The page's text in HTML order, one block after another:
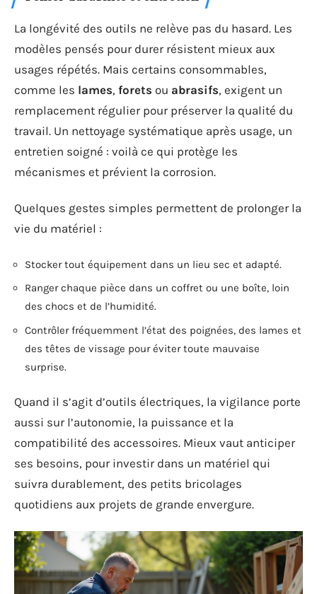
La longévité des outils ne relève pas du hasard. Les
modèles pensés pour durer résistent mieux aux
usages répétés. Mais certains consommables,
comme les lames, forets ou abrasifs, exigent un
remplacement régulier pour préserver la qualité du
travail. Un nettoyage systématique après usage, un
entretien soigné : voilà ce qui protège les
mécanismes et prévient la corrosion.
Quelques gestes simples permettent de prolonger la
vie du matériel :
Stocker tout équipement dans un lieu sec et adapté.
Ranger chaque pièce dans un coffret ou une boîte, loin
des chocs et de l’humidité.
Contrôler fréquemment l’état des poignées, des lames et
des têtes de vissage pour éviter toute mauvaise
surprise.
Quand il s’agit d’outils électriques, la vigilance porte
aussi sur l’autonomie, la puissance et la
compatibilité des accessoires. Mieux vaut anticiper
ses besoins, pour investir dans un matériel qui
suivra durablement, des petits bricolages
quotidiens aux projets de grande envergure.